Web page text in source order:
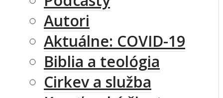
Autori
Aktuálne: COVID-19
Biblia a teológia
Cirkev a služba